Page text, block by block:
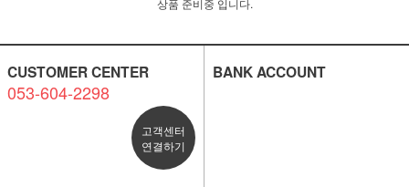
상품 준비중 입니다.
CUSTOMER CENTER
053-604-2298
고객센터
연결하기
BANK ACCOUNT